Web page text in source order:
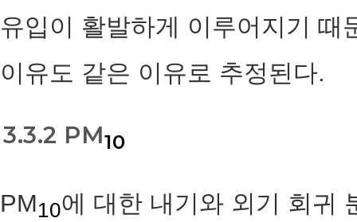
유입이 활발하게 이루어지기 때
이유도 같은 이유로 추정된다.
3.3.2 PM10
PM10에 대한 내기와 외기 회귀